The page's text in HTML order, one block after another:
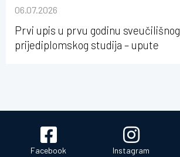
Osijeku
06.07.2026
Prvi upis u prvu godinu sveučilišnog
prijediplomskog studija – upute
Facebook Instagram